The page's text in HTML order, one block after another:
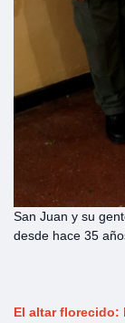
San Juan y su
desde hace 35
El altar florecido: